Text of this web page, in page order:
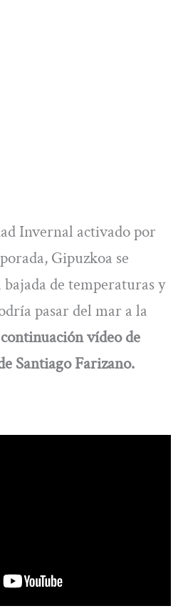
Invernal activado por
Gipuzkoa se
de temperaturas y
pasar del mar a la
vídeo de
Santiago Farizano.